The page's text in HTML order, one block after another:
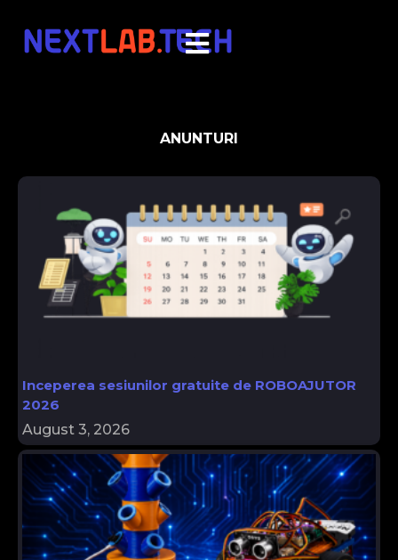
ANUNTURI
Inceperea sesiunilor gratuite de ROBOAJUTOR
2026
August 3, 2026